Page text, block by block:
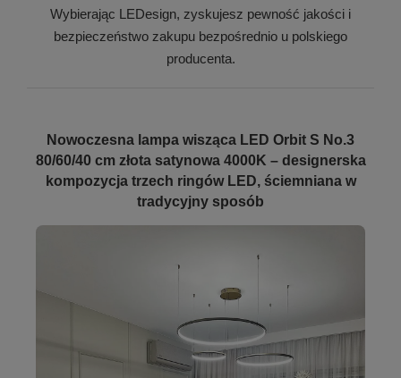
Wybierając LEDesign, zyskujesz pewność jakości i
bezpieczeństwo zakupu bezpośrednio u polskiego
producenta.
Nowoczesna lampa wisząca LED Orbit S No.3
80/60/40 cm złota satynowa 4000K – designerska
kompozycja trzech ringów LED, ściemniana w
tradycyjny sposób